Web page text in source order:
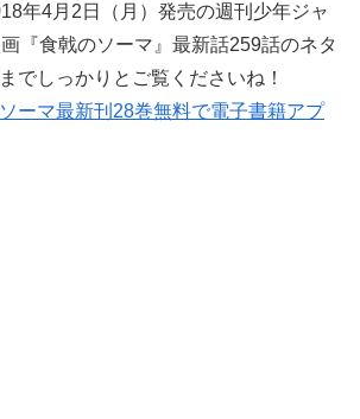
年4月2日（月）発売の週刊少年ジャ
『食戟のソーマ』最新話259話のネタ
でしっかりとご覧くださいね！
ーマ最新刊28巻無料で電子書籍アプ